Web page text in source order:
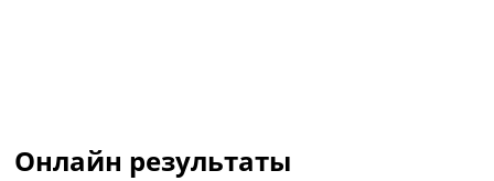
Онлайн результаты